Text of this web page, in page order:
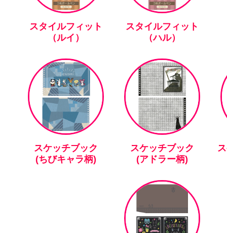
スタイルフィット
（ルイ）
スタイルフィット
（ハル）
スケッチブック
(ちびキャラ柄)
スケッチブック
(アドラー柄)